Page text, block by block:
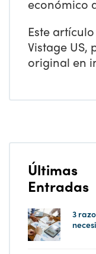
económico
Este
Vistage US,
original en
Últimas
Entradas
3